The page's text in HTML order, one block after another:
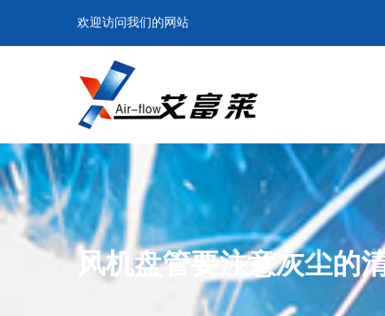
欢迎访问我们的网站
风机盘管要注意灰尘的